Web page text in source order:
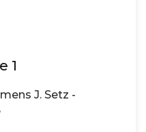
1
J. Setz -